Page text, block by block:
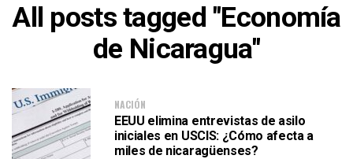
All posts tagged "Economía
de Nicaragua"
NACIÓN
EEUU elimina entrevistas de asilo
iniciales en USCIS: ¿Cómo afecta a
miles de nicaragüenses?